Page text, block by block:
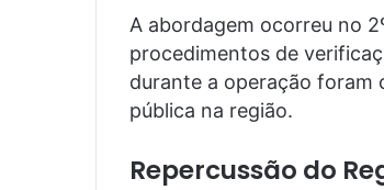
A abordagem ocorreu no
procedimentos de
durante a operação foram
pública na região.
Repercussão do